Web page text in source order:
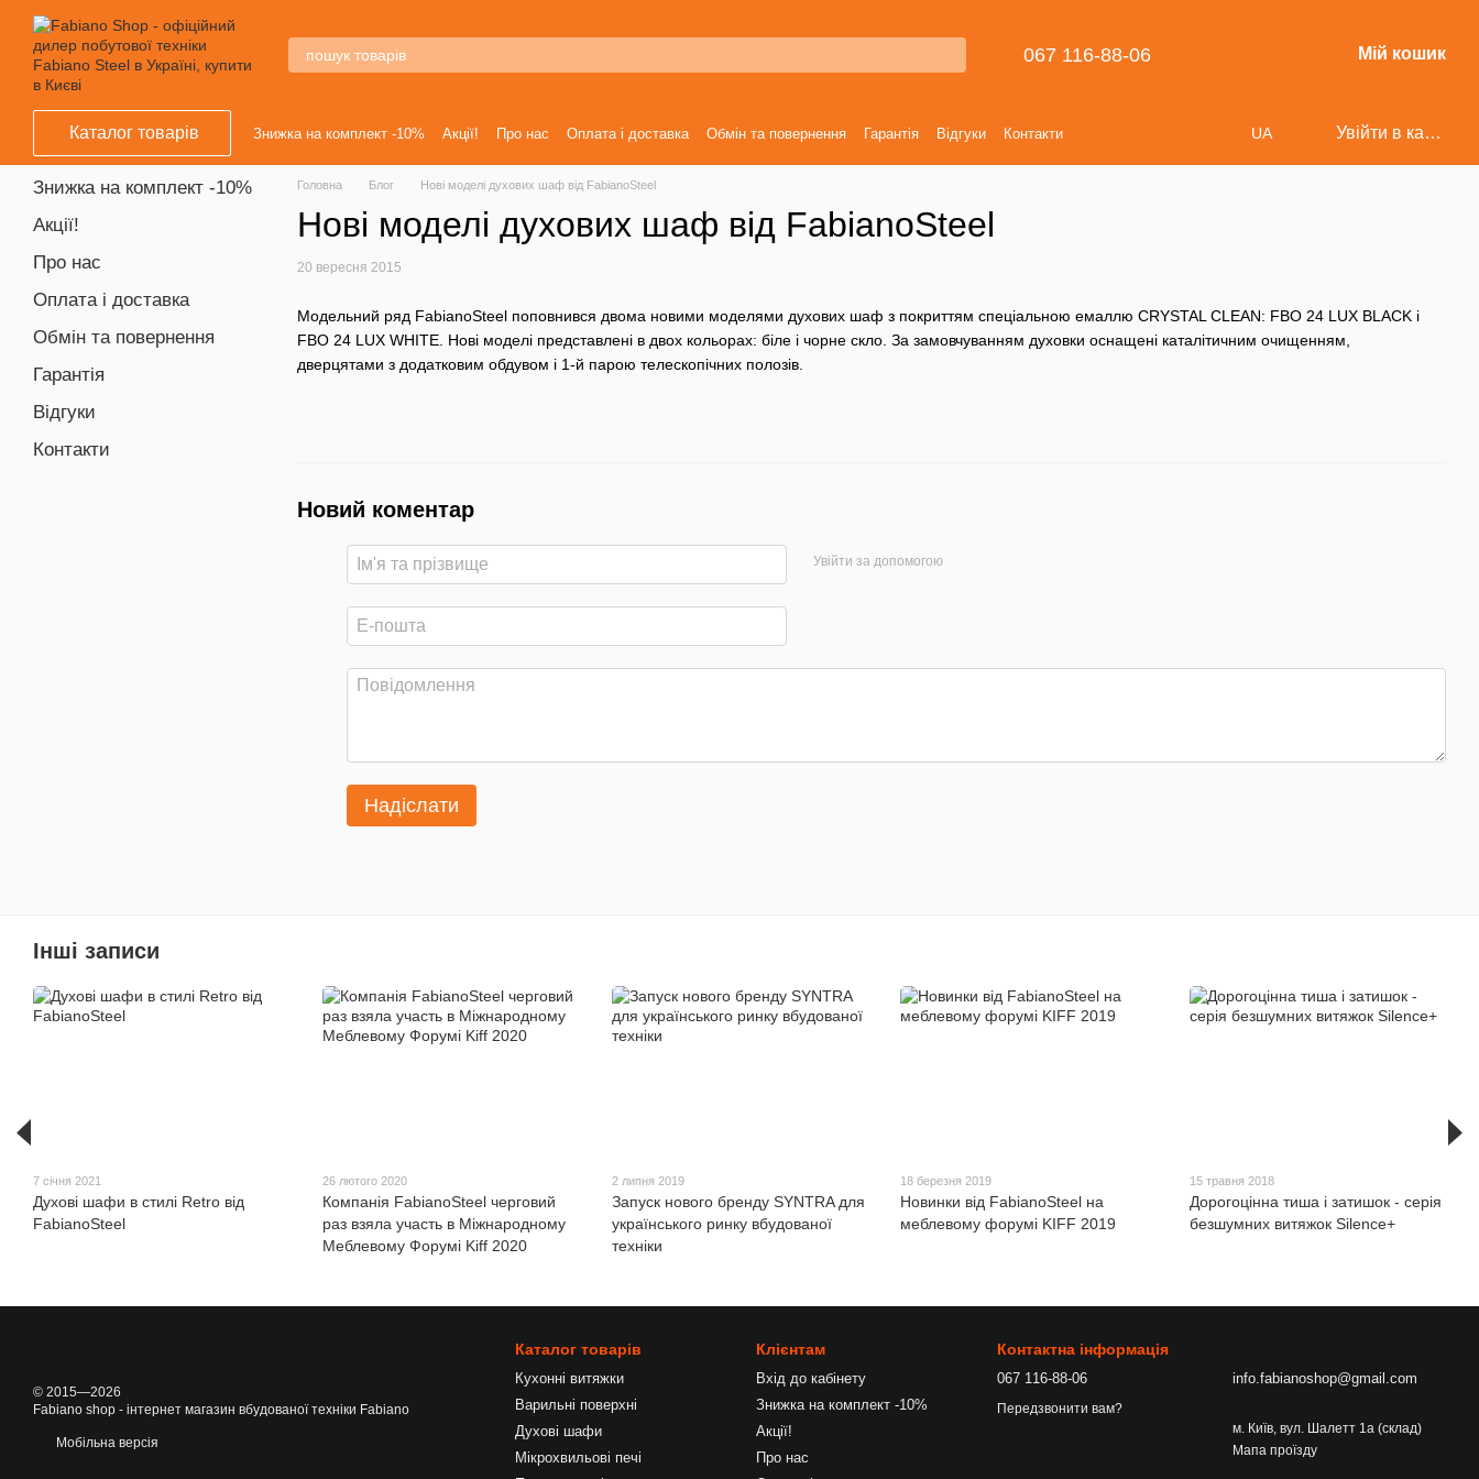
Перейти к основному контенту
067 116-88-06 Мій кошик
Каталог товарів Знижка на комплект -10% Акції! Про нас Оплата і доставка Обмін та повернення Гарантія Відгуки Контакти UA Увійти в кабінет
Головна Блог Нові моделі духових шаф від FabianoSteel
Нові моделі духових шаф від FabianoSteel
20 вересня 2015
Модельний ряд FabianoSteel поповнився двома новими моделями духових шаф з покриттям спеціальною емаллю CRYSTAL CLEAN: FBO 24 LUX BLACK і
FBO 24 LUX WHITE. Нові моделі представлені в двох кольорах: біле і чорне скло. За замовчуванням духовки оснащені каталітичним очищенням,
дверцятами з додатковим обдувом і 1-й парою телескопічних полозів.
Новий коментар
Увійти за допомогою
Надіслати
Знижка на комплект -10%
Акції!
Про нас
Оплата і доставка
Обмін та повернення
Гарантія
Відгуки
Контакти
Інші записи
7 січня 2021
Духові шафи в стилі Retro від
FabianoSteel
26 лютого 2020
Компанія FabianoSteel черговий
раз взяла участь в Міжнародному
Меблевому Форумі Kiff 2020
2 липня 2019
Запуск нового бренду SYNTRA для
українського ринку вбудованої
техніки
18 березня 2019
Новинки від FabianoSteel на
меблевому форумі KIFF 2019
15 травня 2018
Дорогоцінна тиша і затишок - серія
безшумних витяжок Silence+
© 2015—2026
Fabiano shop - інтернет магазин вбудованої техніки Fabiano
Мобільна версія
Каталог товарів
Кухонні витяжки
Варильні поверхні
Духові шафи
Мікрохвильові печі
Клієнтам
Вхід до кабінету
Знижка на комплект -10%
Акції!
Про нас
Контактна інформація
067 116-88-06
Передзвонити вам?
info.fabianoshop@gmail.com
м. Київ, вул. Шалетт 1а (склад)
Мапа проїзду